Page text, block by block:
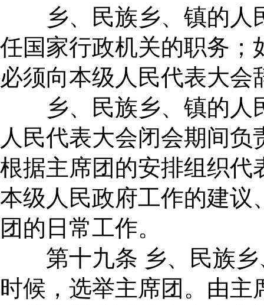
乡、民族乡、镇的人
任国家行政机关的职务；
必须向本级人民代表大
乡、民族乡、镇的人
人民代表大会闭会期间
根据主席团的安排组织代
本级人民政府工作的建议
团的日常工作。
第十九条 乡、民族乡
时候，选举主席团。由